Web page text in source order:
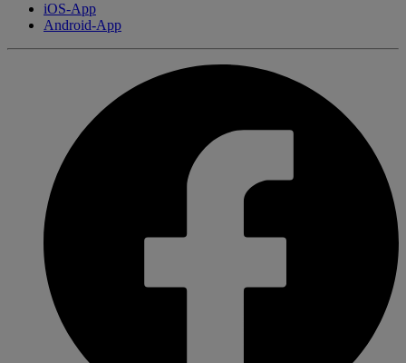
iOS-App
Android-App